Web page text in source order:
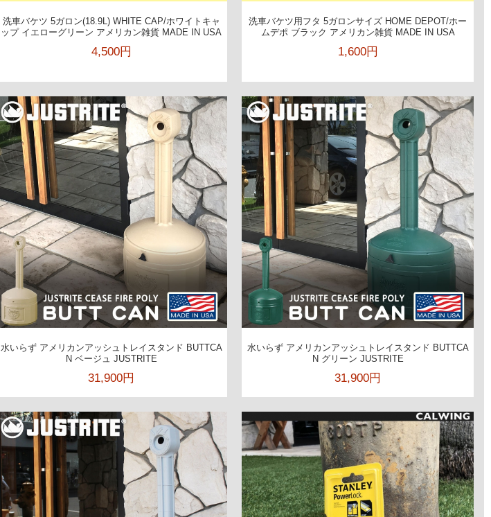
洗車バケツ 5ガロン(18.9L) WHITE CAP/ホワイトキャ
ップ イエローグリーン アメリカン雑貨 MADE IN USA
4,500円
洗車バケツ用フタ 5ガロンサイズ HOME DEPOT/ホー
ムデポ ブラック アメリカン雑貨 MADE IN USA
1,600円
水いらず アメリカンアッシュトレイスタンド BUTTCA
N ベージュ JUSTRITE
31,900円
水いらず アメリカンアッシュトレイスタンド BUTTCA
N グリーン JUSTRITE
31,900円